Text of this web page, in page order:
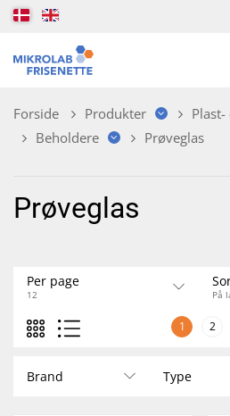
Forside Produkter
Beholdere
Prøveglas
Prøveglas
Per page
12 På
1 2
Brand Type